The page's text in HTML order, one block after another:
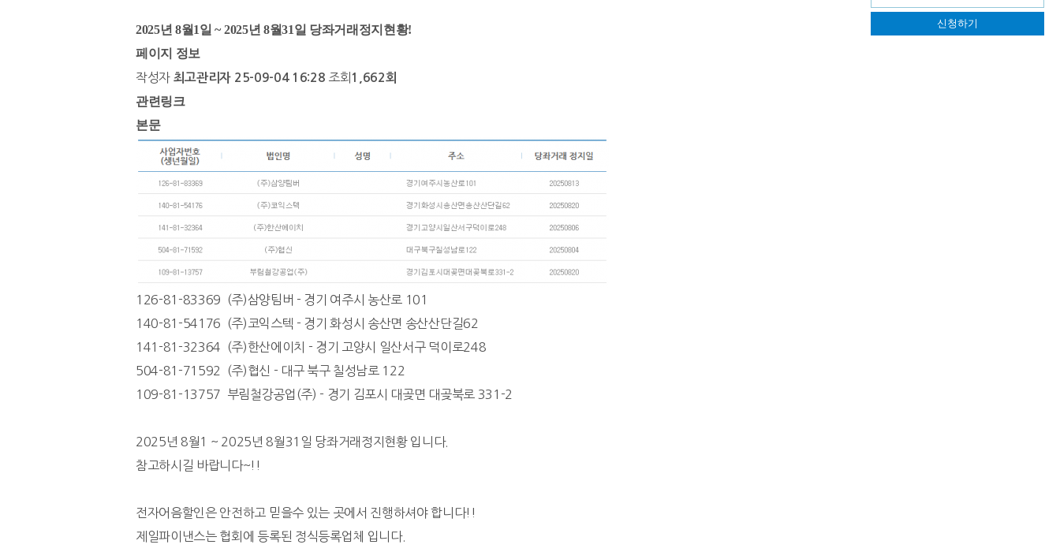
2025년 8월1일 ~ 2025년 8월31일 당좌거래정지현황!
페이지 정보
작성자 최고관리자 25-09-04 16:28 조회 1,662회
관련링크
본문
126-81-83369 (주)삼양팀버 - 경기 여주시 농산로 101
140-81-54176 (주)코익스텍 - 경기 화성시 송산면 송산산단길62
141-81-32364 (주)한산에이치 - 경기 고양시 일산서구 덕이로248
504-81-71592 (주)협신 - 대구 북구 칠성남로 122
109-81-13757 부림철강공업(주) - 경기 김포시 대곶면 대곶북로 331-2
2025년 8월1 ~ 2025년 8월31일 당좌거래정지현황 입니다.
참고하시길 바랍니다~!!
전자어음할인은 안전하고 믿을수 있는 곳에서 진행하셔야 합니다!!
제일파이낸스는 협회에 등록된 정식등록업체 입니다.
신청하기